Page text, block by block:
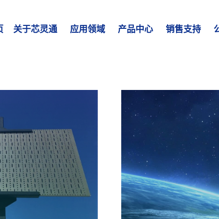
关于芯灵通 应用领域 产品中心 销售支持